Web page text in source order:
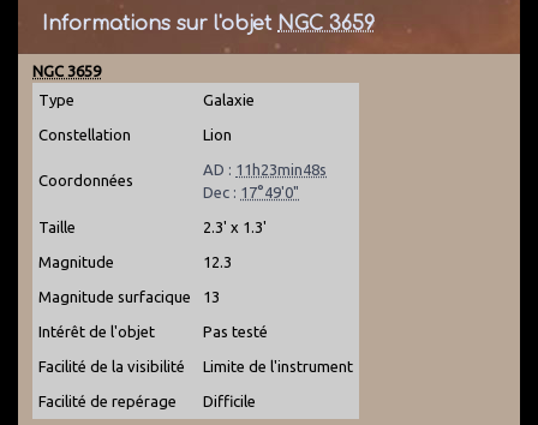
Informations sur l'objet NGC 3659
NGC 3659
Type
Galaxie
Constellation Lion
Coordonnées
AD : 11h23min48s
Dec : 17°49'0"
Taille 2.3' x 1.3'
Magnitude 12.3
Magnitude surfacique 13
Intérêt de l'objet Pas testé
Facilité de la visibilité Limite de l'instrument
Facilité de repérage Difficile